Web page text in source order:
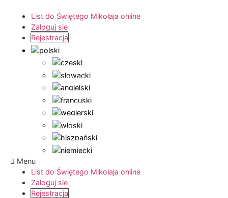
List do Świętego Mikołaja online
Zaloguj sie
Rejestracja
Menu
List do Świętego Mikołaja online
Zaloguj sie
Rejestracja